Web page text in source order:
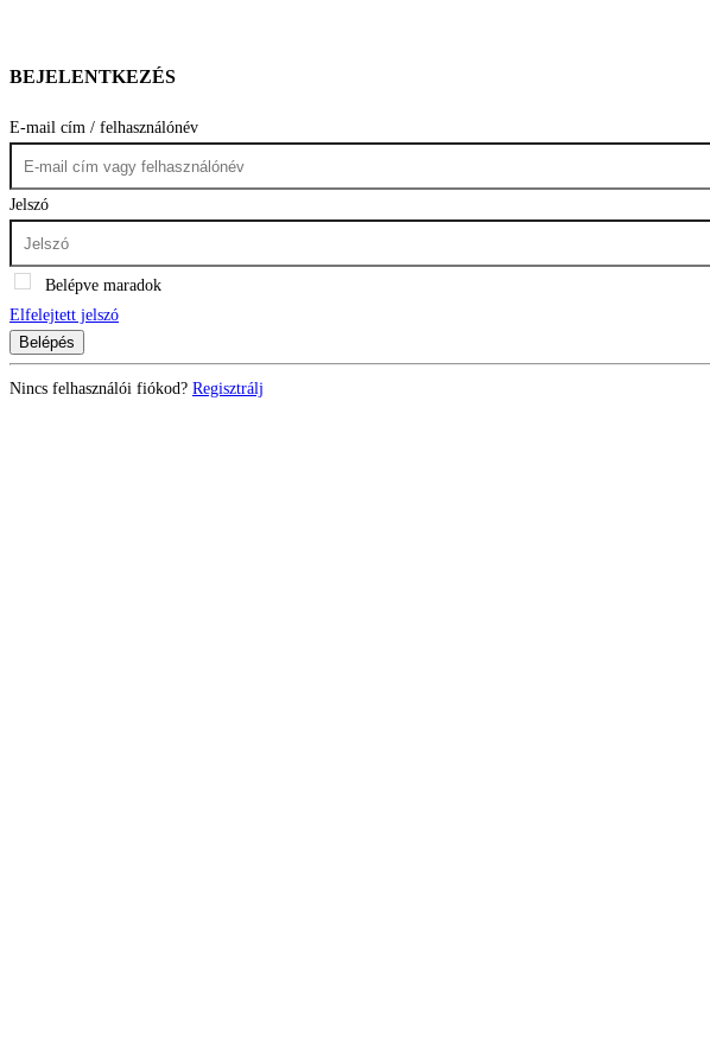
BEJELENTKEZÉS
E-mail cím / felhasználónév
Jelszó
Belépve maradok
Elfelejtett jelszó
Belépés
Nincs felhasználói fiókod? Regisztrálj